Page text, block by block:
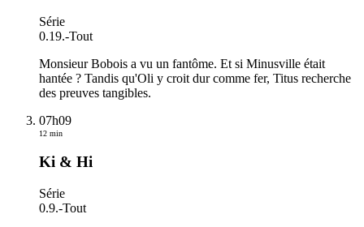
Série
0.19.-Tout
Monsieur Bobois a vu un fantôme. Et si Minusville était
hantée ? Tandis qu'Oli y croit dur comme fer, Titus recherche
des preuves tangibles.
07h09
12 min
Ki & Hi
Série
0.9.-Tout